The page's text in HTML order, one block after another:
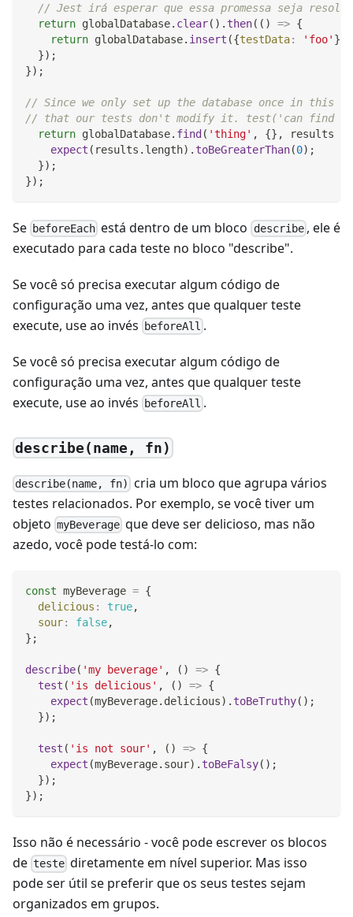
// Jest irá esperar que essa promessa seja
return globalDatabase. clear( ) . then( ( ) => {
return globalDatabase. insert ({testData: 'foo' }
}) ;
}) ;
// Since we only set up the database once in this
// that our tests don't modify it. test('can find
return globalDatabase. find( 'thing' , {} , results
expect ( results . length) . toBeGreaterThan(0) ;
}) ;
}) ;
Se beforeEach está dentro de um bloco describe, ele é
executado para cada teste no bloco "describe".
Se você só precisa executar algum código de
configuração uma vez, antes que qualquer teste
execute, use ao invés
beforeAll .
Se você só precisa executar algum código de
configuração uma vez, antes que qualquer teste
execute, use ao invés
beforeAll .
describe(name, fn)
describe(name, fn) cria um bloco que agrupa vários
testes relacionados. Por exemplo, se você tiver um
objeto myBeverage que deve ser delicioso, mas não
azedo, você pode testá-lo com:
const myBeverage = {
delicious : true,
sour: false,
} ;
describe( 'my beverage' , ( ) => {
test ( 'is delicious' , ( ) => {
expect (myBeverage. delicious) . toBeTruthy( ) ;
}) ;
test ( 'is not sour' , ( ) => {
expect (myBeverage. sour) . toBeFalsy( ) ;
}) ;
}) ;
Isso não é necessário - você pode escrever os blocos
de teste diretamente em nível superior. Mas isso
pode ser útil se preferir que os seus testes sejam
organizados em grupos.